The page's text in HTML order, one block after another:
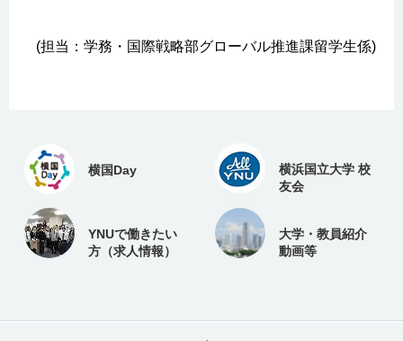
(担当：学務・国際戦略部グローバル推進課留学生係)
横国Day
横浜国立大学 校
友会
YNUで働きたい
方（求人情報）
大学・教員紹介
動画等